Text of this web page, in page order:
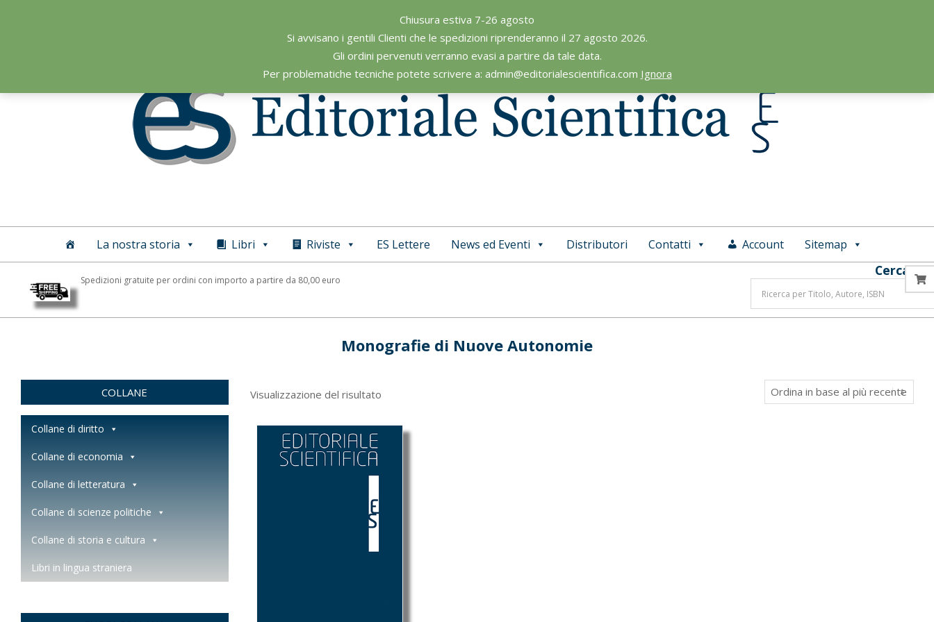
Chiusura estiva 7-26 agosto
Si avvisano i gentili Clienti che le spedizioni riprenderanno il 27 agosto 2026.
Gli ordini pervenuti verranno evasi a partire da tale data.
Per problematiche tecniche potete scrivere a: admin@editorialescientifica.com Ignora
Editoriale
Scientifica
Primary
La nostra storia Libri Riviste ES Lettere News ed Eventi Distributori Contatti Account Sitemap
Spedizioni gratuite per ordini con importo a partire da 80,00 euro
Cerca
Monografie di Nuove Autonomie
Visualizzazione del risultato
COLLANE
Collane di diritto
Collane di economia
Collane di letteratura
Collane di scienze politiche
Collane di storia e cultura
Libri in lingua straniera